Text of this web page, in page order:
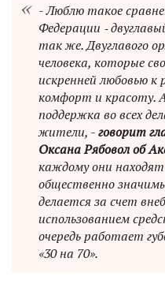
- Люблю такое
Федерации ‑
так же. Двуглавого
человека, которые
искренней любовью к
комфорт и красоту.
поддержка во всех
жители, -говорит
Оксана Рябовол об
каждому они
общественно
делается за счет
использованием
очередь работает
«30 на 70».